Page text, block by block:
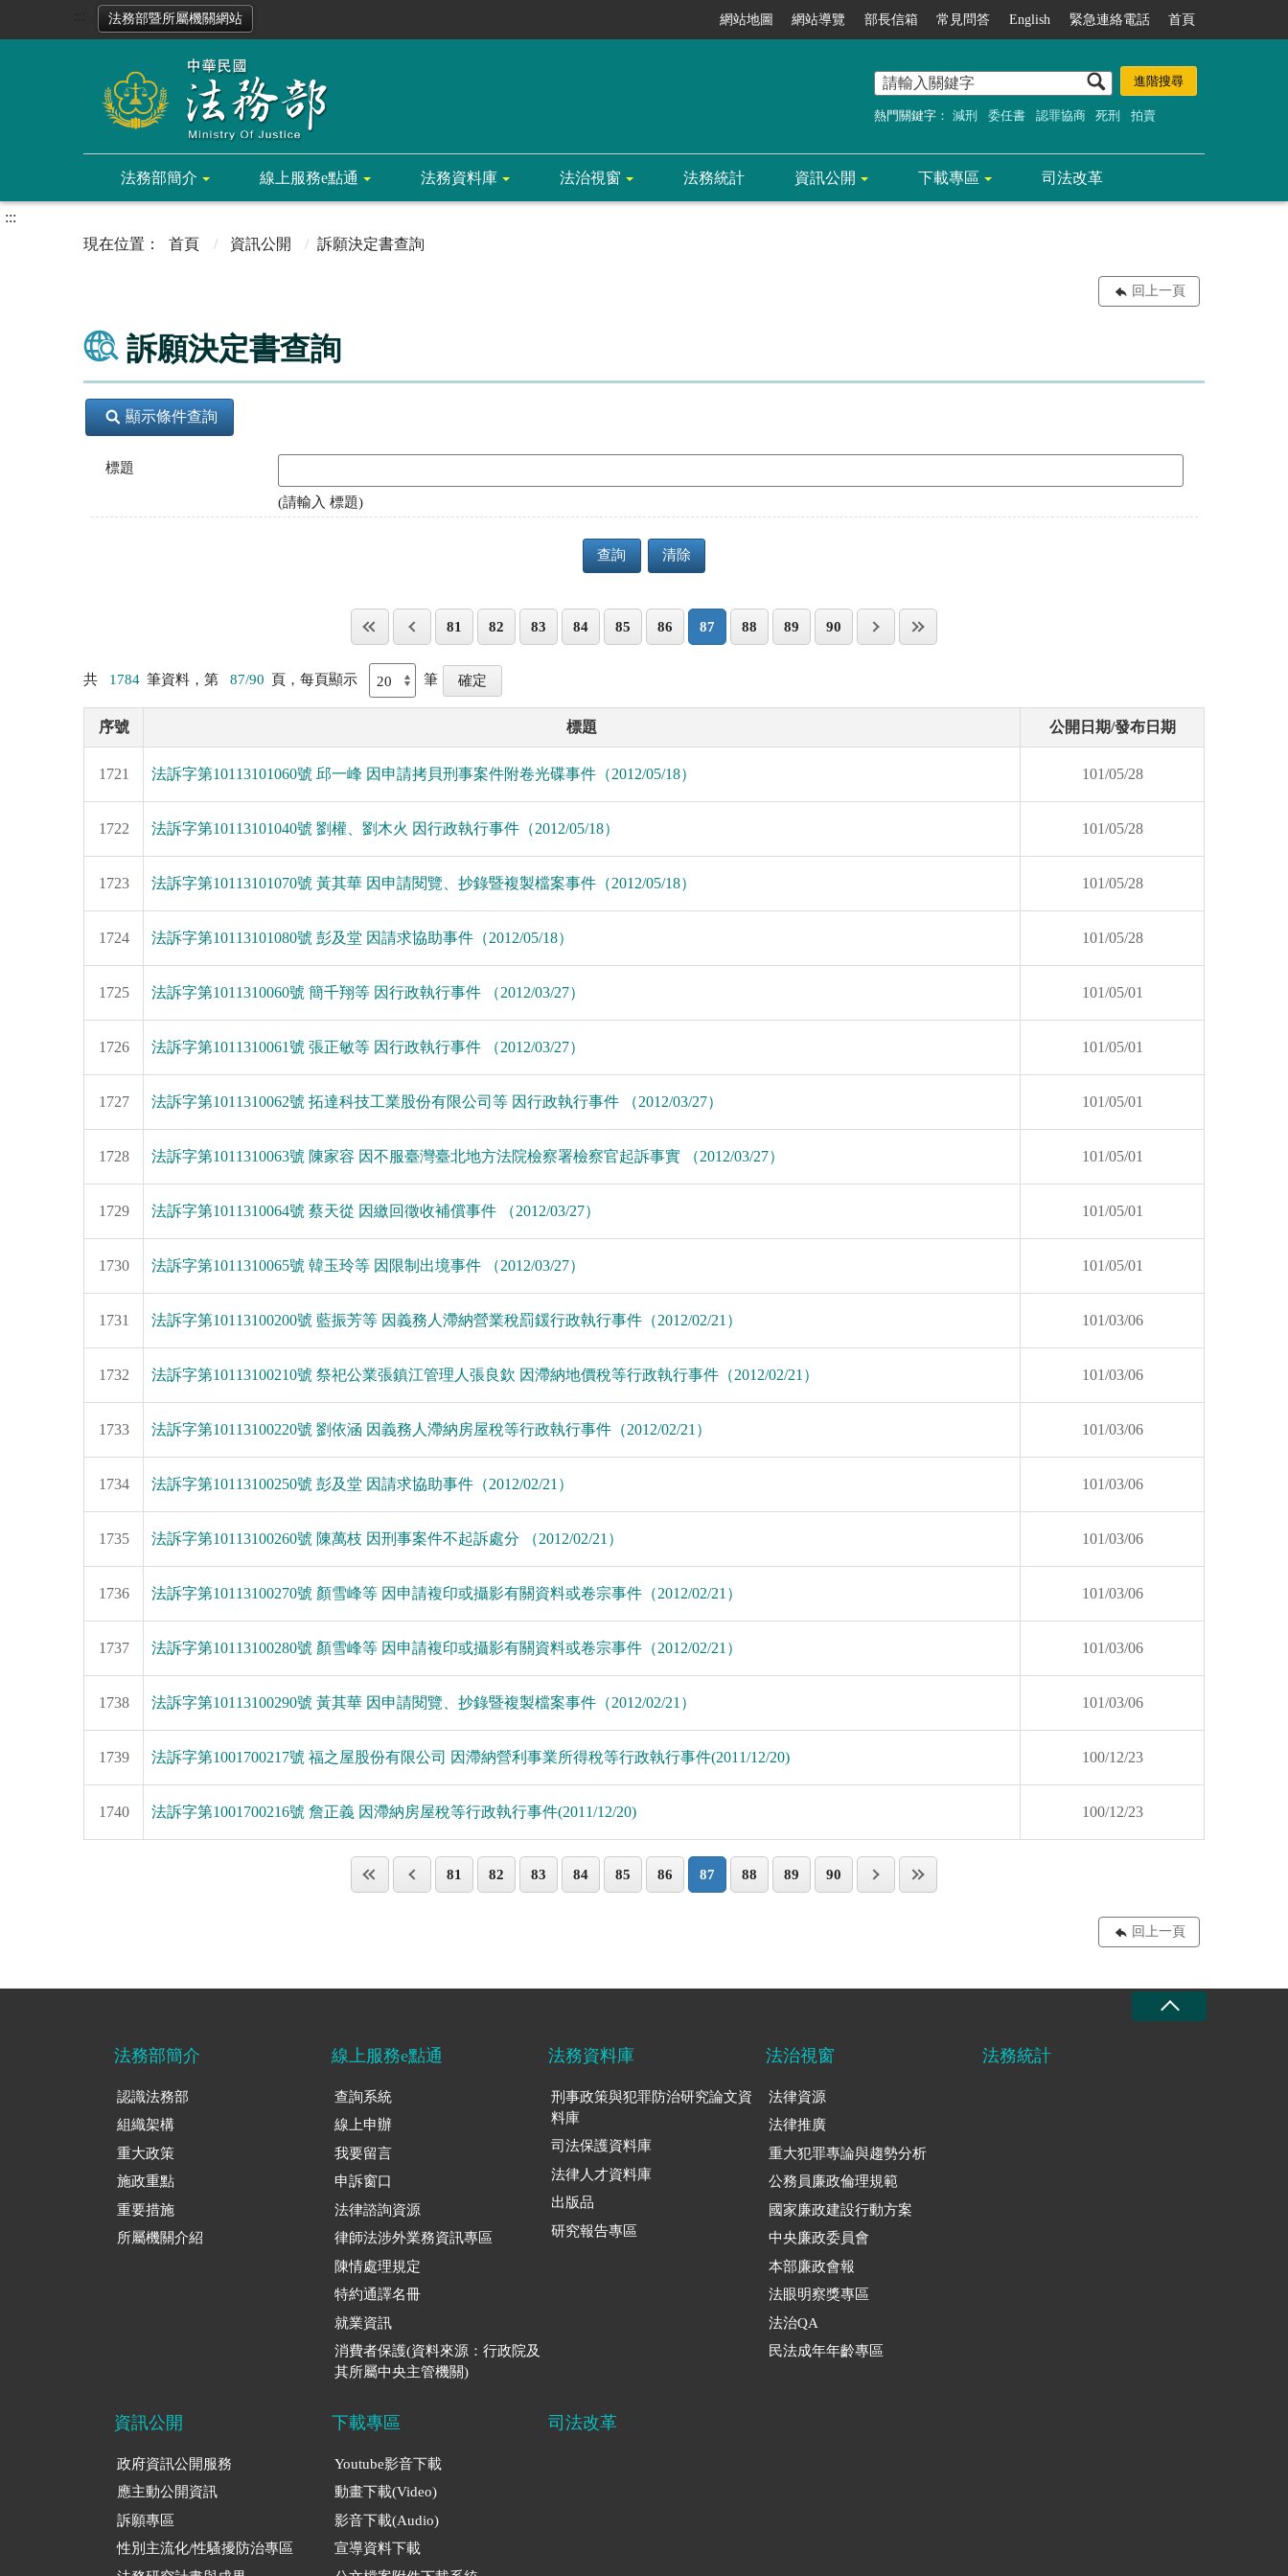
法務部暨所屬機關網站 網站地圖 網站導覽 部長信箱 常見問答 English 緊急連絡電話 首頁
熱門關鍵字： 減刑 委任書 認罪協商 死刑 拍賣
法務部簡介 線上服務e點通 法務資料庫 法治視窗 法務統計 資訊公開 下載專區 司法改革
:::
首頁
資訊公開 訴願決定書查詢
回上一頁
訴願決定書查詢
顯示條件查詢
標題
(請輸入 標題)
查詢 清除
81 82 83 84 85 86 87 88 89 90
共 1784 筆資料，第 87/90 頁，每頁顯示 筆
序號 標題 公開日期/發布日期
1721 法訴字第10113101060號 邱一峰 因申請拷貝刑事案件附卷光碟事件（2012/05/18） 101/05/28
1722 法訴字第10113101040號 劉權、劉木火 因行政執行事件（2012/05/18） 101/05/28
1723 法訴字第10113101070號 黃其華 因申請閱覽、抄錄暨複製檔案事件（2012/05/18） 101/05/28
1724 法訴字第10113101080號 彭及堂 因請求協助事件（2012/05/18） 101/05/28
1725 法訴字第1011310060號 簡千翔等 因行政執行事件 （2012/03/27） 101/05/01
1726 法訴字第1011310061號 張正敏等 因行政執行事件 （2012/03/27） 101/05/01
1727 法訴字第1011310062號 拓達科技工業股份有限公司等 因行政執行事件 （2012/03/27） 101/05/01
1728 法訴字第1011310063號 陳家容 因不服臺灣臺北地方法院檢察署檢察官起訴事實 （2012/03/27） 101/05/01
1729 法訴字第1011310064號 蔡天從 因繳回徵收補償事件 （2012/03/27） 101/05/01
1730 法訴字第1011310065號 韓玉玲等 因限制出境事件 （2012/03/27） 101/05/01
1731 法訴字第10113100200號 藍振芳等 因義務人滯納營業稅罰鍰行政執行事件（2012/02/21） 101/03/06
1732 法訴字第10113100210號 祭祀公業張鎮江管理人張良欽 因滯納地價稅等行政執行事件（2012/02/21） 101/03/06
1733 法訴字第10113100220號 劉依涵 因義務人滯納房屋稅等行政執行事件（2012/02/21） 101/03/06
1734 法訴字第10113100250號 彭及堂 因請求協助事件（2012/02/21） 101/03/06
1735 法訴字第10113100260號 陳萬枝 因刑事案件不起訴處分 （2012/02/21） 101/03/06
1736 法訴字第10113100270號 顏雪峰等 因申請複印或攝影有關資料或卷宗事件（2012/02/21） 101/03/06
1737 法訴字第10113100280號 顏雪峰等 因申請複印或攝影有關資料或卷宗事件（2012/02/21） 101/03/06
1738 法訴字第10113100290號 黃其華 因申請閱覽、抄錄暨複製檔案事件（2012/02/21） 101/03/06
1739 法訴字第1001700217號 福之屋股份有限公司 因滯納營利事業所得稅等行政執行事件(2011/12/20) 100/12/23
1740 法訴字第1001700216號 詹正義 因滯納房屋稅等行政執行事件(2011/12/20) 100/12/23
81 82 83 84 85 86 87 88 89 90
回上一頁
法務部簡介
認識法務部
組織架構
重大政策
施政重點
重要措施
所屬機關介紹
線上服務e點通
查詢系統
線上申辦
我要留言
申訴窗口
法律諮詢資源
律師法涉外業務資訊專區
陳情處理規定
特約通譯名冊
就業資訊
消費者保護(資料來源：行政院及
其所屬中央主管機關)
法務資料庫
刑事政策與犯罪防治研究論文資
料庫
司法保護資料庫
法律人才資料庫
出版品
研究報告專區
法治視窗
法律資源
法律推廣
重大犯罪專論與趨勢分析
公務員廉政倫理規範
國家廉政建設行動方案
中央廉政委員會
本部廉政會報
法眼明察獎專區
法治QA
民法成年年齡專區
法務統計
資訊公開
政府資訊公開服務
應主動公開資訊
訴願專區
性別主流化/性騷擾防治專區
下載專區
Youtube影音下載
動畫下載(Video)
影音下載(Audio)
宣導資料下載
司法改革